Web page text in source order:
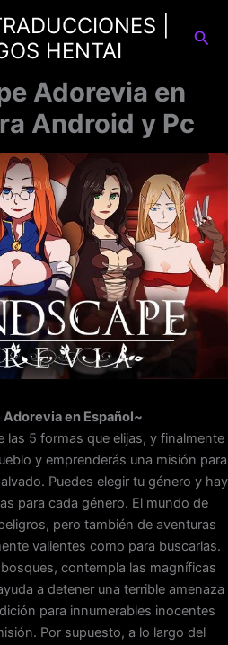
|
HENTAI
Adorevia en
Android y Pc
en Español~
las 5 formas que elijas, y finalmente
y emprenderás una misión para
Puedes elegir tu género y hay
para cada género. El mundo de
pero también de aventuras
valientes como para buscarlas.
contempla las magníficas
a detener una terrible amenaza
para innumerables inocentes
Por supuesto, a lo largo del